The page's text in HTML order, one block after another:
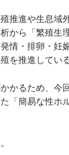
進や生息域
から「繁殖生
情・排卵・妊
を推進している
かるため、今
「簡易な性ホ